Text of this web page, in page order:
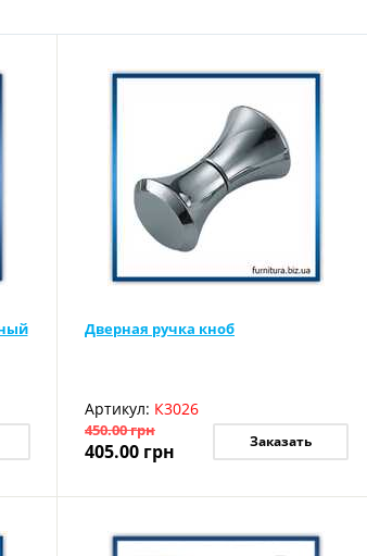
Дверная ручка кноб
Артикул: К3026
450.00грн
405.00 грн Заказать